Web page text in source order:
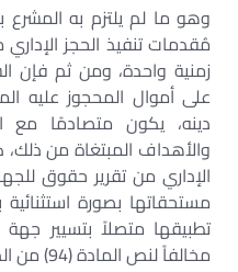
وهو ما لم يلتزم به
مُقدمات تنفيذ الحجز
زمنية واحدة، ومن ثم فإن
على أموال المحجوز عليه
دينه، يكون متصادمًا مع
والأهداف المبتغاة من ذلك،
الإداري من تقرير حقوق
مستحقاتها بصورة
تطبيقها متصلاً بتسيير
مخالفاً لنص المادة (94) من الدستور.